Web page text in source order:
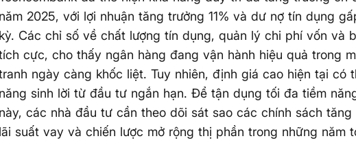
năm 2025, với lợi nhuận tăng trưởng 11% và dư nợ tín dụng
kỳ. Các chỉ số về chất lượng tín dụng, quản lý chi phí vốn và
cực, cho thấy ngân hàng đang vận hành hiệu quả trong
ngày càng khốc liệt. Tuy nhiên, định giá cao hiện tại có
năng sinh lời từ đầu tư ngắn hạn. Để tận dụng tối đa tiềm
này, các nhà đầu tư cần theo dõi sát sao các chính sách tăng
lãi suất vay và chiến lược mở rộng thị phần trong những năm